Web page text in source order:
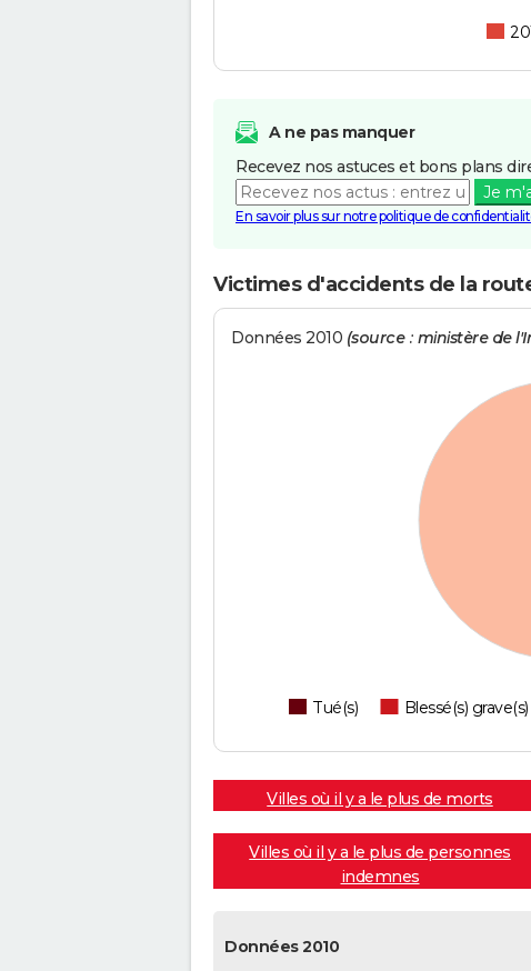
A ne pas manquer
Recevez nos astuces et bons plans
Je
En savoir plus sur notre politique de
Victimes d'accidents de la
Données 2010 (source : ministère de
Tué(s) Blessé(s) grave(s)
Villes où il y a le plus de morts
Villes où il y a le plus de personnes
indemnes
Données 2010